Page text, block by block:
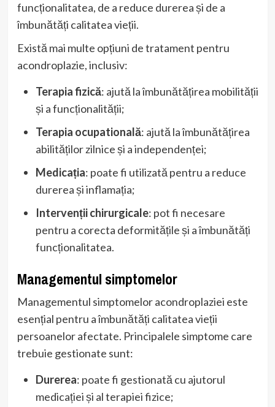
funcționalitatea, de a reduce durerea și de a
îmbunătăți calitatea vieții.
Există mai multe opțiuni de tratament pentru
acondroplazie, inclusiv:
Terapia fizică: ajută la îmbunătățirea mobilității
și a funcționalității;
Terapia ocupatională: ajută la îmbunătățirea
abilităților zilnice și a independenței;
Medicația: poate fi utilizată pentru a reduce
durerea și inflamația;
Intervenții chirurgicale: pot fi necesare
pentru a corecta deformitățile și a îmbunătăți
funcționalitatea.
Managementul simptomelor
Managementul simptomelor acondroplaziei este
esențial pentru a îmbunătăți calitatea vieții
persoanelor afectate. Principalele simptome care
trebuie gestionate sunt:
Durerea: poate fi gestionată cu ajutorul
medicației și al terapiei fizice;